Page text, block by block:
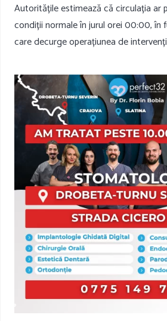
Autoritățile estimează că circulația ar
condiții normale în jurul orei 00:00, în
care decurge operațiunea de